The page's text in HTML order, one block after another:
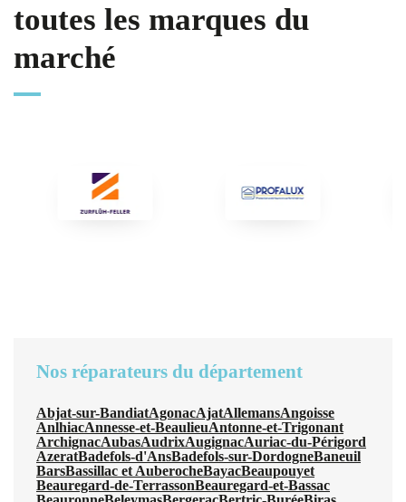
toutes les marques du
marché
Nos réparateurs du département
Abjat-sur-BandiatAgonacAjatAllemansAngoisse
AnlhiacAnnesse-et-BeaulieuAntonne-et-Trigonant
ArchignacAubasAudrixAugignacAuriac-du-Périgord
AzeratBadefols-d'AnsBadefols-sur-DordogneBaneuil
BarsBassillac et AuberocheBayacBeaupouyet
Beauregard-de-TerrassonBeauregard-et-Bassac